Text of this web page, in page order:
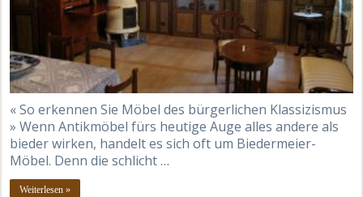
« So erkennen Sie Möbel des bürgerlichen Klassizismus
» Wenn Antikmöbel fürs heutige Auge alles andere als
bieder wirken, handelt es sich oft um Biedermeier-
Möbel. Denn die schlicht …
Weiterlesen »